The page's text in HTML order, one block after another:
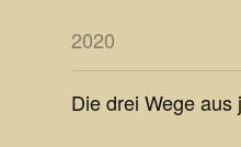
2020
Die drei Wege aus